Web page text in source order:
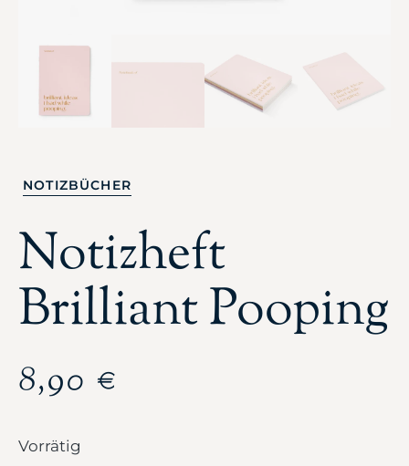
NOTIZBÜCHER
Notizheft
Brilliant Pooping
8,90 €
Vorrätig